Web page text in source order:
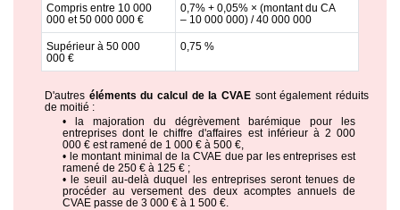
Compris entre 10 000
000 et 50 000 000 €
0,7% + 0,05% × (montant du CA
– 10 000 000) / 40 000 000
Supérieur à 50 000
000 €
0,75 %
D'autres éléments du calcul de la CVAE sont également réduits
de moitié :
• la majoration du dégrèvement barémique pour les
entreprises dont le chiffre d'affaires est inférieur à 2 000
000 € est ramené de 1 000 € à 500 €,
• le montant minimal de la CVAE due par les entreprises est
ramené de 250 € à 125 € ;
• le seuil au-delà duquel les entreprises seront tenues de
procéder au versement des deux acomptes annuels de
CVAE passe de 3 000 € à 1 500 €.